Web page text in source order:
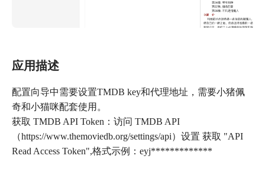
应用描述
配置向导中需要设置TMDB key和代理地址，需要小猪佩
奇和小猫咪配套使用。
获取 TMDB API Token：访问 TMDB API
（https://www.themoviedb.org/settings/api）设置 获取 "API
Read Access Token",格式示例：eyj*************